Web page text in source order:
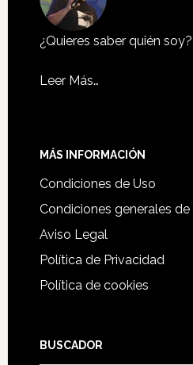
¿Quieres saber quién soy?
Leer Más…
MÁS INFORMACIÓN
Condiciones de Uso
Condiciones generales
Aviso Legal
Política de Privacidad
Política de cookies
BUSCADOR